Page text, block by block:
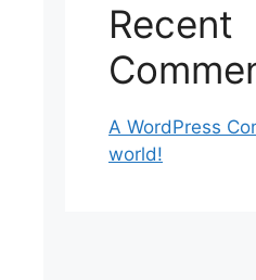
Recent
A WordPress
world!